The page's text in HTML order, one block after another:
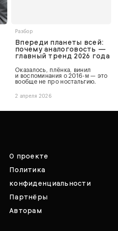
Разбор
Впереди планеты всей:
почему аналоговость —
главный тренд 2026 года
Оказалось, плёнка, винил
и воспоминания о 2016-м — это
вообще не про ностальгию.
2 апреля 2026
О проекте
Политика
конфиденциальности
Партнёры
Авторам